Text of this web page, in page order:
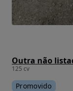
125 cv
Promovido